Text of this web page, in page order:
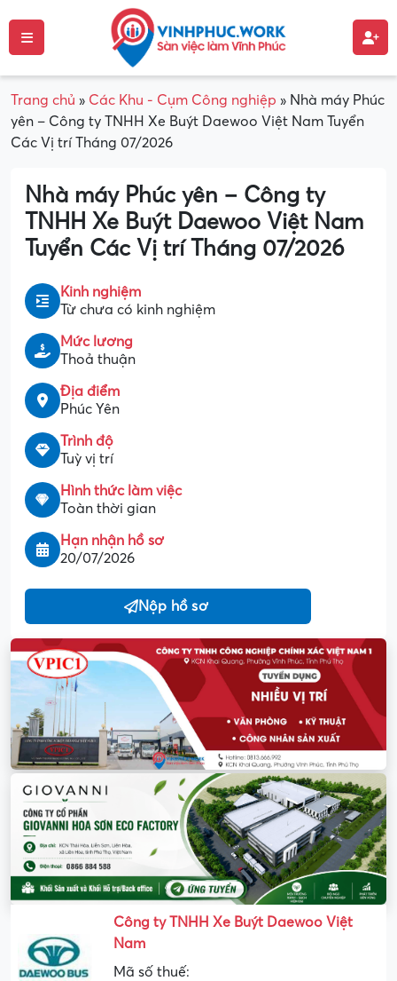
Trang chủ » Các Khu - Cụm Công nghiệp » Nhà máy Phúc
yên – Công ty TNHH Xe Buýt Daewoo Việt Nam Tuyển
Các Vị trí Tháng 07/2026
Nhà máy Phúc yên – Công ty
TNHH Xe Buýt Daewoo Việt Nam
Tuyển Các Vị trí Tháng 07/2026
Kinh nghiệm
Từ chưa có kinh nghiệm
Mức lương
Thoả thuận
Địa điểm
Phúc Yên
Trình độ
Tuỳ vị trí
Hình thức làm việc
Toàn thời gian
Hạn nhận hồ sơ
20/07/2026
Nộp hồ sơ
Công ty TNHH Xe Buýt Daewoo Việt
Nam
Mã số thuế: